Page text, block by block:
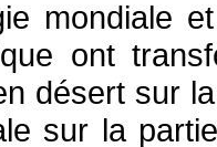
mondiale
ont
désert sur
sur la